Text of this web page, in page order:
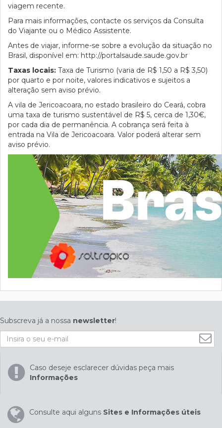
viagem recente.
Para mais informações, contacte os serviços da Consulta
do Viajante ou o Médico Assistente.
Antes de viajar, informe-se sobre a evolução da situação no
Brasil, disponível em: http://portalsaude.saude.gov.br
Taxas locais: Taxa de Turismo (varia de R$ 1,50 a R$ 3,50)
por quarto e por noite, valores indicativos e sujeitos a
alteração sem aviso prévio.
A vila de Jericoacoara, no estado brasileiro do Ceará, cobra
uma taxa de turismo sustentável de R$ 5, cerca de 1,30€,
por cada dia de permanência. A cobrança será feita à
entrada na Vila de Jericoacoara. Valor poderá alterar sem
aviso prévio.
Subscreva já a nossa newsletter!
Caso deseje esclarecer dúvidas peça mais
Informações
Consulte aqui alguns Sites e Informações úteis